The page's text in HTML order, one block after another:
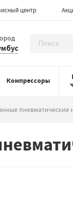
центр
Компрессоры
пневматические